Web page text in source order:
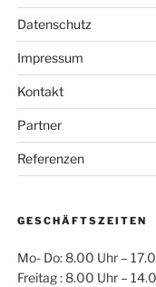
Datenschutz
Impressum
Kontakt
Partner
Referenzen
GESCHÄFTSZEITEN
Mo- Do: 8.00 Uhr –
Freitag : 8.00 Uhr –